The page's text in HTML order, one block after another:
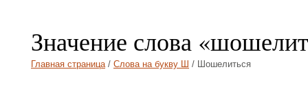
Значение слова
Главная страница/ Слова на букву Ш / Шошелиться